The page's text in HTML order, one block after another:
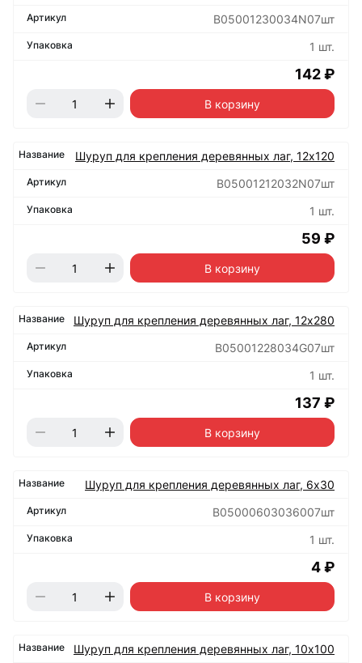
B05001230034N07шт
1 шт.
142 ₽
В корзину
Шуруп для крепления деревянных лаг, 12х120
B05001212032N07шт
1 шт.
59 ₽
В корзину
Шуруп для крепления деревянных лаг, 12х280
B05001228034G07шт
1 шт.
137 ₽
В корзину
Шуруп для крепления деревянных лаг, 6х30
B05000603036007шт
1 шт.
4 ₽
В корзину
Шуруп для крепления деревянных лаг, 10х100